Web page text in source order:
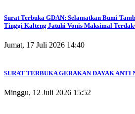
Surat Terbuka GDAN: Selamatkan Bumi
Tinggi Kalteng Jatuhi Vonis Maksimal
Jumat, 17 Juli 2026 14:40
SURAT TERBUKA GERAKAN DAYAK ANTI
Minggu, 12 Juli 2026 15:52